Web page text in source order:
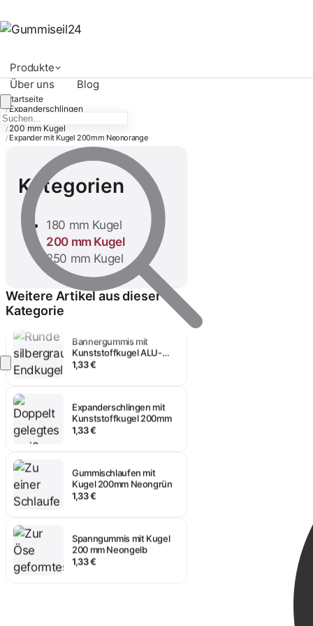
Produkte
Über uns
Blog
Anmelden
Startseite
/ Expanderschlingen
/ Expanderschlingen mit Kugel
/ 200 mm Kugel
/ Expander mit Kugel 200mm Neonorange
Kategorien
180 mm Kugel
200 mm Kugel
250 mm Kugel
Weitere Artikel aus dieser
Kategorie
Spannfix mit Kugel
200mm Schwarz
1,33 €
Optik 200mm
1,33 €
1,33 €
1,33 €
1,33 €